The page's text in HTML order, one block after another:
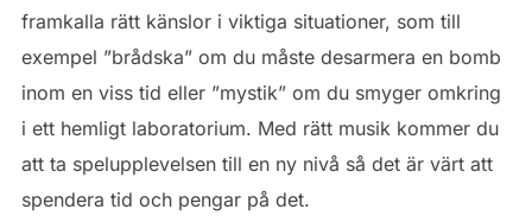
framkalla rätt känslor i viktiga situationer, som till
exempel ”brådska” om du måste desarmera en bomb
inom en viss tid eller ”mystik” om du smyger omkring
i ett hemligt laboratorium. Med rätt musik kommer du
att ta spelupplevelsen till en ny nivå så det är värt att
spendera tid och pengar på det.